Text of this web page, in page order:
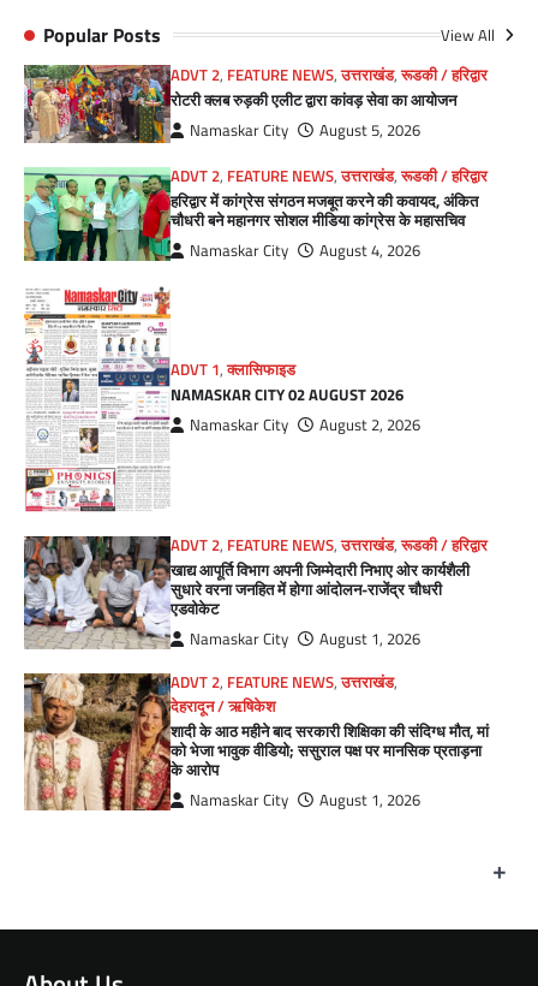
Popular Posts View All
ADVT 2, FEATURE NEWS,उत्तराखंड,रूडकी / हरिद्वार
रोटरी क्लब रुड़की एलीट द्वारा कांवड़ सेवा का आयोजन
Namaskar City
August 5, 2026
ADVT 2, FEATURE NEWS,उत्तराखंड,रूडकी / हरिद्वार
हरिद्वार में कांग्रेस संगठन मजबूत करने की कवायद, अंकित
चौधरी बने महानगर सोशल मीडिया कांग्रेस के महासचिव
Namaskar City August 4, 2026
ADVT 1,क्लासिफाइड
NAMASKAR CITY 02 AUGUST 2026
Namaskar City August 2, 2026
ADVT 2, FEATURE NEWS,उत्तराखंड,रूडकी / हरिद्वार
खाद्य आपूर्ति विभाग अपनी जिम्मेदारी निभाए ओर कार्यशैली
सुधारे वरना जनहित में होगा आंदोलन-राजेंद्र चौधरी
एडवोकेट
Namaskar City
August 1, 2026
ADVT 2, FEATURE NEWS,उत्तराखंड,
देहरादून / ऋषिकेश
शादी के आठ महीने बाद सरकारी शिक्षिका की संदिग्ध मौत, मां
को भेजा भावुक वीडियो; ससुराल पक्ष पर मानसिक प्रताड़ना
के आरोप
Namaskar City August 1, 2026
+